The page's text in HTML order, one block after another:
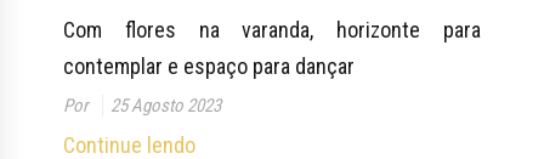
Com flores na varanda, horizonte para
contemplar e espaço para dançar
Por 25 Agosto 2023
Continue lendo